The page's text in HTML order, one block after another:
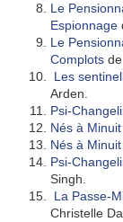
Le
Espionnage
Le
Complots
Les
Arden.
Psi-
Nés à
Nés à
Psi-
Singh.
La Passe-
Christelle